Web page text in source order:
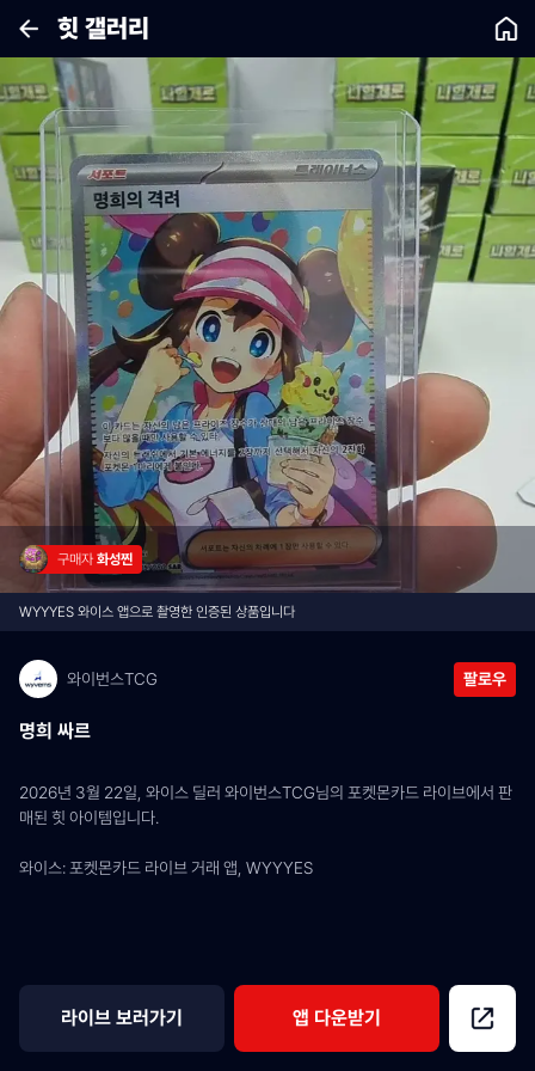
힛 갤러리
구매자 화성찐
WYYYES 와이스 앱으로 촬영한 인증된 상품입니다
와이번스TCG 팔로우
명희 싸르
2026년 3월 22일, 와이스 딜러 와이번스TCG님의 포켓몬카드 라이브에서 판
매된 힛 아이템입니다.
와이스: 포켓몬카드 라이브 거래 앱, WYYYES
라이브 보러가기 앱 다운받기